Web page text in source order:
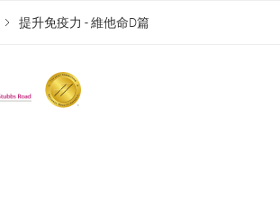
提升免疫力 - 維他命D篇